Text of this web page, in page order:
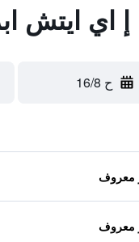
ايتش
ح 16/8